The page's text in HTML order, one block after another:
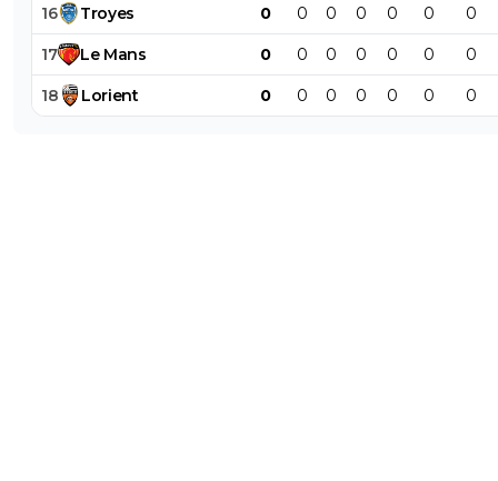
16 Troyes 0 0 0 0 0 0 0
17 Le Mans 0 0 0 0 0 0 0
18 Lorient 0 0 0 0 0 0 0